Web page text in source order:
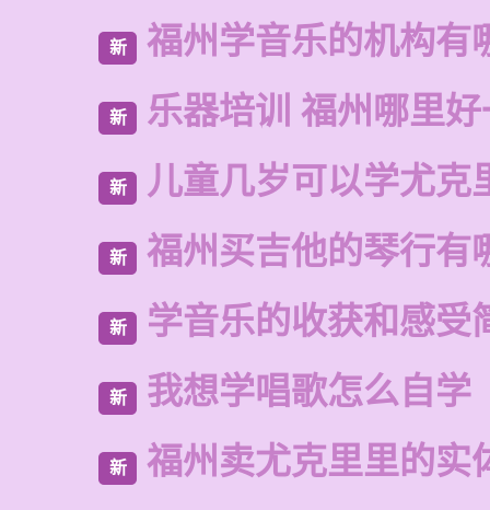
新 福州学音乐的机构有
新 乐器培训 福州哪里
新 儿童几岁可以学尤克
新 福州买吉他的琴行有
新 学音乐的收获和感受
新 我想学唱歌怎么自学
新 福州卖尤克里里的实